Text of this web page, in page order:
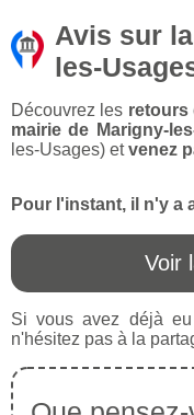
Avis sur
les-
Découvrez les retours
mairie de Marigny-
les-Usages) etvenez
Pour l'instant, il n'y a
Voir
Si vous avez déjà
n'hésitez pas à la